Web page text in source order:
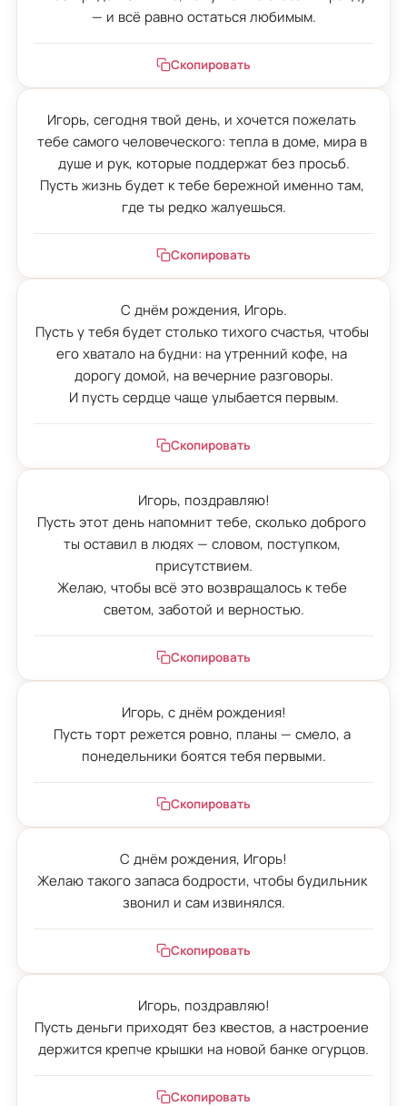
— и всё равно остаться любимым.
Скопировать
Игорь, сегодня твой день, и хочется пожелать
тебе самого человеческого: тепла в доме, мира в
душе и рук, которые поддержат без просьб.
Пусть жизнь будет к тебе бережной именно там,
где ты редко жалуешься.
Скопировать
С днём рождения, Игорь.
Пусть у тебя будет столько тихого счастья, чтобы
его хватало на будни: на утренний кофе, на
дорогу домой, на вечерние разговоры.
И пусть сердце чаще улыбается первым.
Скопировать
Игорь, поздравляю!
Пусть этот день напомнит тебе, сколько доброго
ты оставил в людях — словом, поступком,
присутствием.
Желаю, чтобы всё это возвращалось к тебе
светом, заботой и верностью.
Скопировать
Игорь, с днём рождения!
Пусть торт режется ровно, планы — смело, а
понедельники боятся тебя первыми.
Скопировать
С днём рождения, Игорь!
Желаю такого запаса бодрости, чтобы будильник
звонил и сам извинялся.
Скопировать
Игорь, поздравляю!
Пусть деньги приходят без квестов, а настроение
держится крепче крышки на новой банке огурцов.
Скопировать